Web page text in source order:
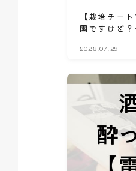
【栽培チー
園ですけど
コミック配
2023.07.29